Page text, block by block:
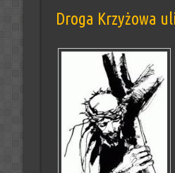
Droga Krzyżowa